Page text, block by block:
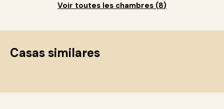
Voir toutes les chambres (8)
Casas similares